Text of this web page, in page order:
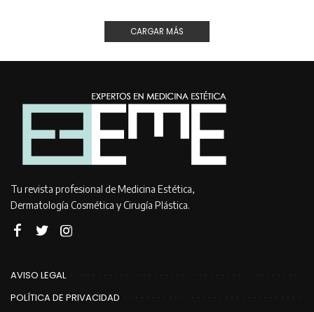
CARGAR MÁS
Tu revista profesional de Medicina Estética,
Dermatología Cosmética y Cirugía Plástica.
AVISO LEGAL
POLÍTICA DE PRIVACIDAD